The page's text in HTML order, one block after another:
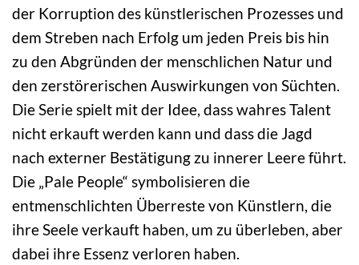
der Korruption des künstlerischen Prozesses und
dem Streben nach Erfolg um jeden Preis bis hin
zu den Abgründen der menschlichen Natur und
den zerstörerischen Auswirkungen von Süchten.
Die Serie spielt mit der Idee, dass wahres Talent
nicht erkauft werden kann und dass die Jagd
nach externer Bestätigung zu innerer Leere führt.
Die „Pale People“ symbolisieren die
entmenschlichten Überreste von Künstlern, die
ihre Seele verkauft haben, um zu überleben, aber
dabei ihre Essenz verloren haben.